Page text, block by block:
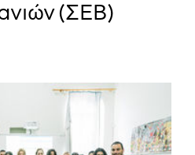
(ΣΕΒ)